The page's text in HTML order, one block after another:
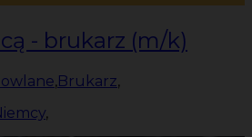
- brukarz (m/k)
,Brukarz,
,